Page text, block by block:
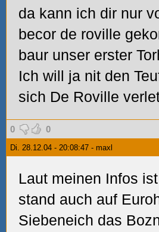
da kann ich dir nur
becor de roville
baur unser erster
Ich will ja nit den
sich De Roville
0 0
Di. 28.12.04 - 20:08:47 - maxl
Laut meinen Infos ist
stand auch auf
Siebeneich das